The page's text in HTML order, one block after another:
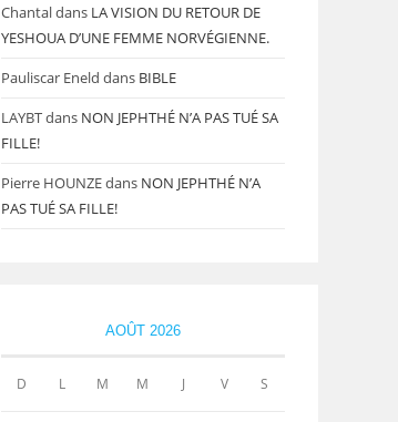
Chantaldans LA VISION DU RETOUR DE
YESHOUA D’UNE FEMME NORVÉGIENNE.
Pauliscar Eneld dans BIBLE
LAYBTdans NON JEPHTHÉ N’A PAS TUÉ SA
FILLE!
Pierre HOUNZEdans NON JEPHTHÉ N’A
PAS TUÉ SA FILLE!
AOÛT 2026
D L M M J V S